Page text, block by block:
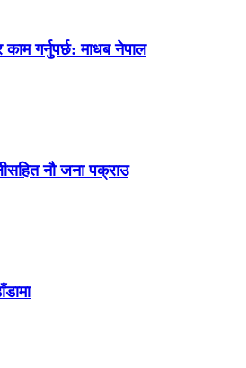
गर्नुपर्छ: माधब नेपाल
नौ जना पक्राउ